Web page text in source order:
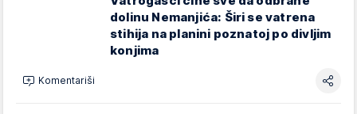
dolinu Nemanjića: Širi se vatrena
stihija na planini poznatoj po divljim
konjima
Komentariši